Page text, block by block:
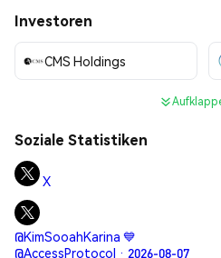
Investoren
CMS Holdings
Soziale Statistiken
X
@KimSooahKarina 💙
@AccessProtocol · 2026-08-07